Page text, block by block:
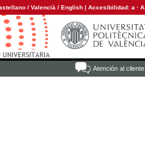
/ Valencià / English | Accesibilidad: a · A
Atención al cliente